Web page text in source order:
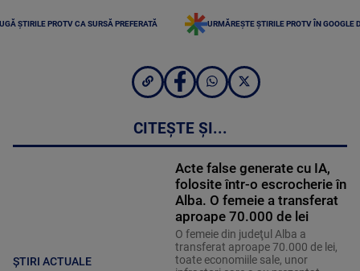
ȘTIRILE PROTV CA SURSĂ PREFERATĂ URMĂREȘTE ȘTIRILE PROTV ÎN GOOGLE
CITEȘTE ȘI...
ȘTIRI ACTUALE
Acte false generate cu IA,
folosite într-o escrocherie în
Alba. O femeie a transferat
aproape 70.000 de lei
O femeie din judeţul Alba a
transferat aproape 70.000 de lei,
toate economiile sale, unor